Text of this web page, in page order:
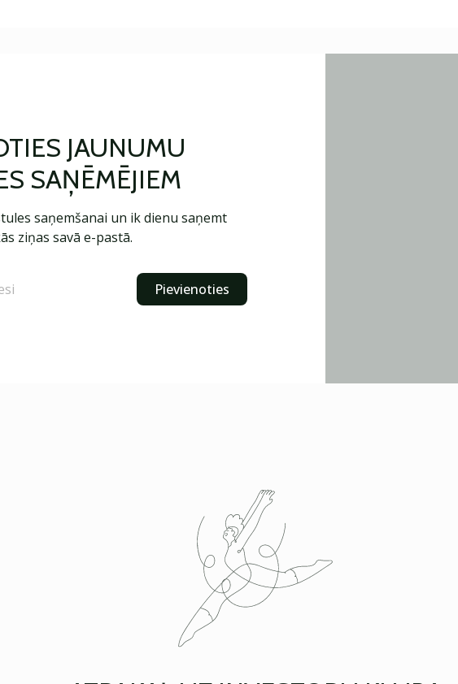
JAUNUMU
SAŅĒMĒJIEM
saņemšanai un ik dienu saņemt
ziņas savā e-pastā.
Pievienoties